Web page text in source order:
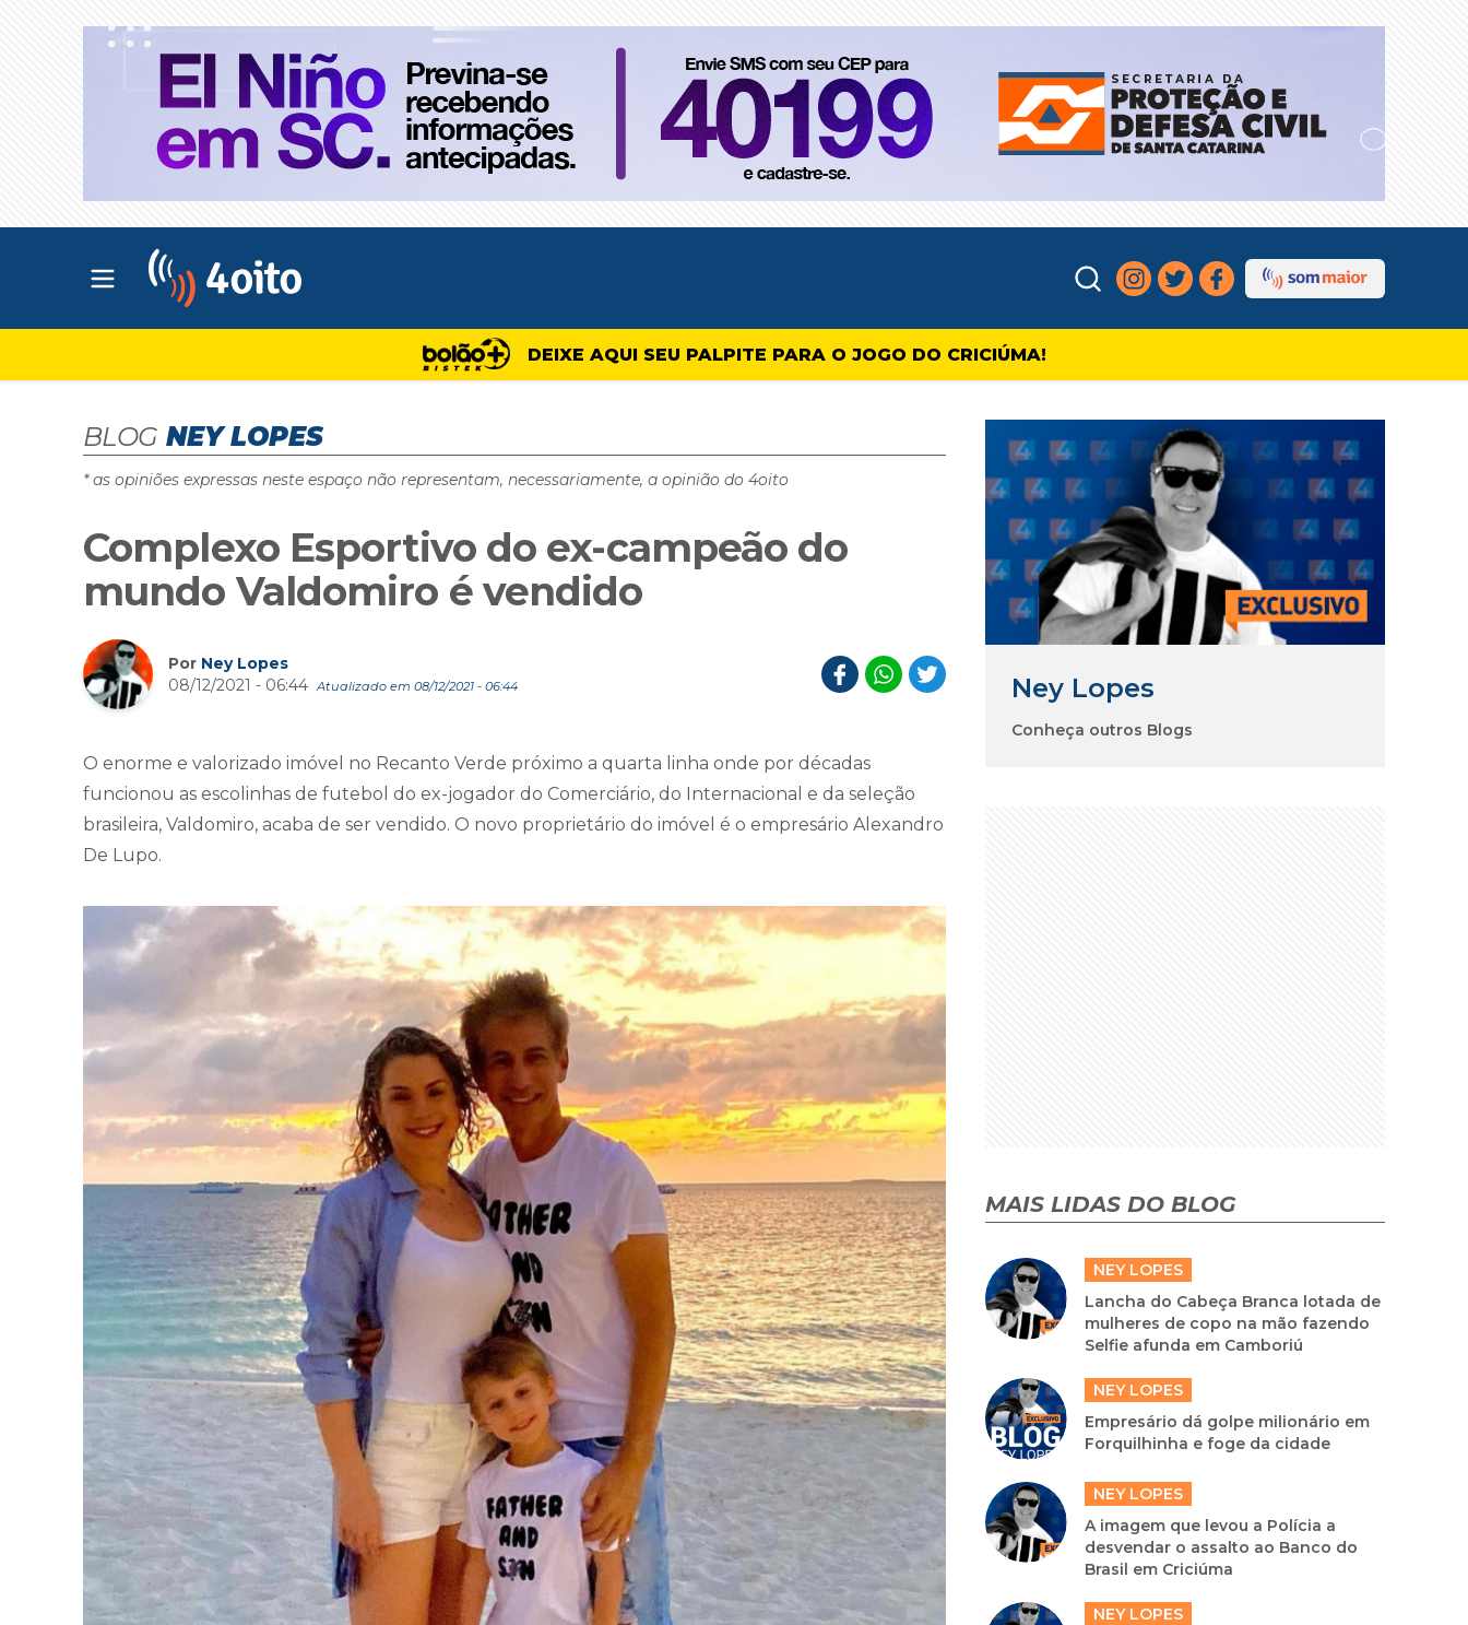
Abrir menu principal
DEIXE AQUI SEU PALPITE PARA O JOGO DO CRICIÚMA!
BLOG NEY LOPES
* as opiniões expressas neste espaço não representam, necessariamente, a opinião do 4oito
Complexo Esportivo do ex-campeão do
mundo Valdomiro é vendido
Por Ney Lopes
08/12/2021 - 06:44 Atualizado em 08/12/2021 - 06:44
O enorme e valorizado imóvel no Recanto Verde próximo a quarta linha onde por décadas
funcionou as escolinhas de futebol do ex-jogador do Comerciário, do Internacional e da seleção
brasileira, Valdomiro, acaba de ser vendido. O novo proprietário do imóvel é o empresário Alexandro
De Lupo.
Ney Lopes
Conheça outros Blogs
MAIS LIDAS DO BLOG
NEY LOPES
Lancha do Cabeça Branca lotada de
mulheres de copo na mão fazendo
Selfie afunda em Camboriú
NEY LOPES
Empresário dá golpe milionário em
Forquilhinha e foge da cidade
NEY LOPES
A imagem que levou a Polícia a
desvendar o assalto ao Banco do
Brasil em Criciúma
NEY LOPES